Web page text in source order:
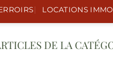
LOCATIONS IMMO